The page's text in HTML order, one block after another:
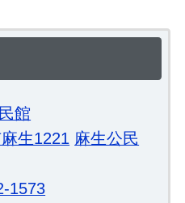
館
生1221 麻生公民
1573